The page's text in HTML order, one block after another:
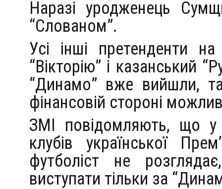
Наразі уродженець
“Слованом”.
Усі інші претенденти
“Вікторію” і казанський
“Динамо” вже вийшли,
фінансовій стороні
ЗМІ повідомляють, що у
клубів української
футболіст не
виступати тільки за